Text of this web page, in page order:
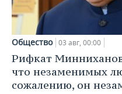
Общество 03 авг, 00:00
Рифкат
что незаменимых
сожалению, он